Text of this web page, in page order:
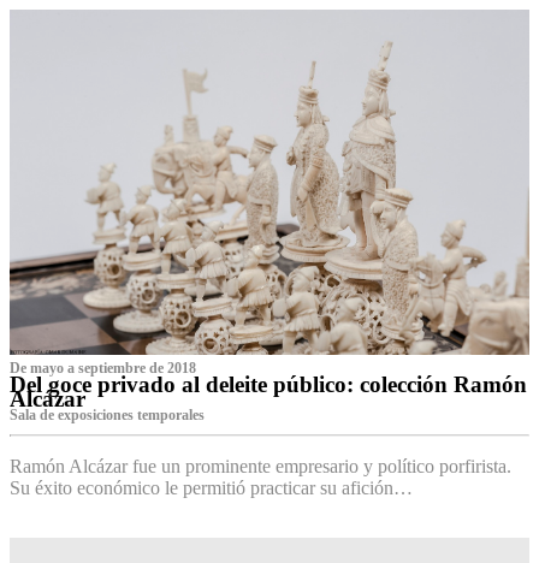
De mayo a septiembre de 2018
Del goce privado al deleite público: colección Ramón
Alcázar
Sala de exposiciones temporales
Ramón Alcázar fue un prominente empresario y político porfirista.
Su éxito económico le permitió practicar su afición…